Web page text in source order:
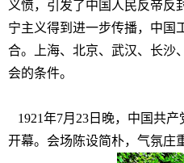
义愤，引发了中国人民反帝反
宁主义得到进一步传播，中国
合。上海、北京、武汉、长沙
会的条件。
1921年7月23日晚，中国共
开幕。会场陈设简朴，气氛庄